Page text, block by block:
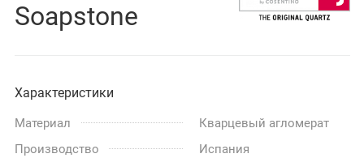
Soapstone
Характеристики
Материал
Кварцевый агломерат
Производство
Испания